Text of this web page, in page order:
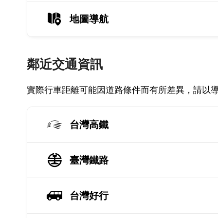
地圖導航
鄰近交通資訊
實際行車距離可能因道路條件而有所差異，請以
台灣高鐵
臺灣鐵路
台灣好行